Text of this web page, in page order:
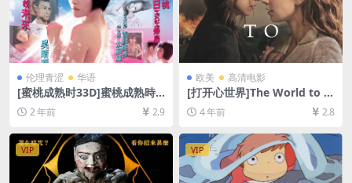
伦理青涩 华语
[蜜桃成熟时33D]蜜桃成熟時3
3D (2011)[百度网盘+迅雷云
盘1080P超清未删减资源][网
盘下载][MP4/5.2GB][粤语中
字]【手机/平板无法在线播
放，请使用电脑下载防和谐压
缩包（含解压密码）】
2 年前 2.9
欧美 高清电影
[打开心世界]The World to C
ome (2020)[百度网盘+迅雷云
盘资源1080P超清未删减][MP
4/6.2GB][中文字幕]
4 年前 2.8
VIP VIP